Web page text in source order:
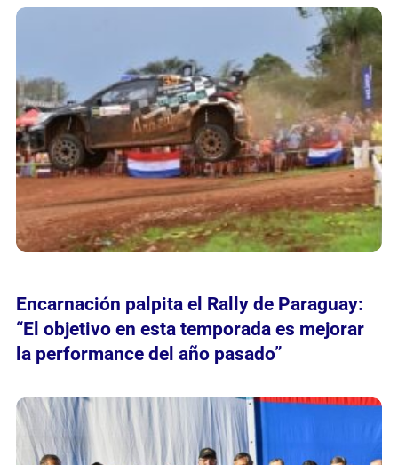
Encarnación palpita el Rally de Paraguay:
“El objetivo en esta temporada es mejorar
la performance del año pasado”